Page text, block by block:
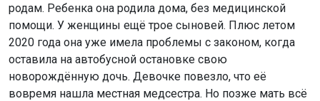
родам. Ребенка она родила дома, без медицинской
помощи. У женщины ещё трое сыновей. Плюс летом
2020 года она уже имела проблемы с законом, когда
оставила на автобусной остановке свою
новорождённую дочь. Девочке повезло, что её
вовремя нашла местная медсестра. Но позже мать всё